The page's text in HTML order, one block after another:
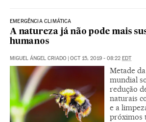
EMERGÊNCIA CLIMÁTICA
A natureza já não pode mais
humanos
MIGUEL ÁNGEL CRIADO | OCT 15, 2019 - 08:22 EDT
Metade
mundial
redução
naturais
e a
próximos